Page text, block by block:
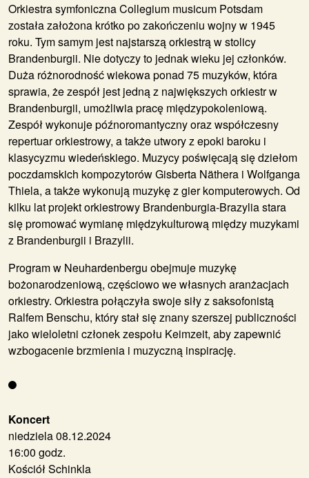
Koncert
niedziela 08.12.2024
16:00 godz.
Kościół Schinkla
Orkiestra symfoniczna Collegium musicum Potsdam
została założona krótko po zakończeniu wojny w 1945
roku. Tym samym jest najstarszą orkiestrą w stolicy
Brandenburgii. Nie dotyczy to jednak wieku jej członków.
Duża różnorodność wiekowa ponad 75 muzyków, która
sprawia, że zespół jest jedną z największych orkiestr w
Brandenburgii, umożliwia pracę międzypokoleniową.
Zespół wykonuje późnoromantyczny oraz współczesny
repertuar orkiestrowy, a także utwory z epoki baroku i
klasycyzmu wiedeńskiego. Muzycy poświęcają się dziełom
poczdamskich kompozytorów Gisberta Näthera i Wolfganga
Thiela, a także wykonują muzykę z gier komputerowych. Od
kilku lat projekt orkiestrowy Brandenburgia-Brazylia stara
się promować wymianę międzykulturową między muzykami
z Brandenburgii i Brazylii.
Program w Neuhardenbergu obejmuje muzykę
bożonarodzeniową, częściowo we własnych aranżacjach
orkiestry. Orkiestra połączyła swoje siły z saksofonistą
Ralfem Benschu, który stał się znany szerszej publiczności
jako wieloletni członek zespołu Keimzeit, aby zapewnić
wzbogacenie brzmienia i muzyczną inspirację.